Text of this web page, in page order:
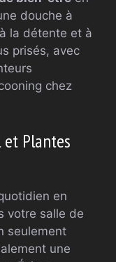
douche à
la détente et à
prisés, avec
chez
et Plantes
en
votre salle de
seulement
une